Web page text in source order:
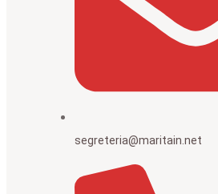
segreteria@maritain.net